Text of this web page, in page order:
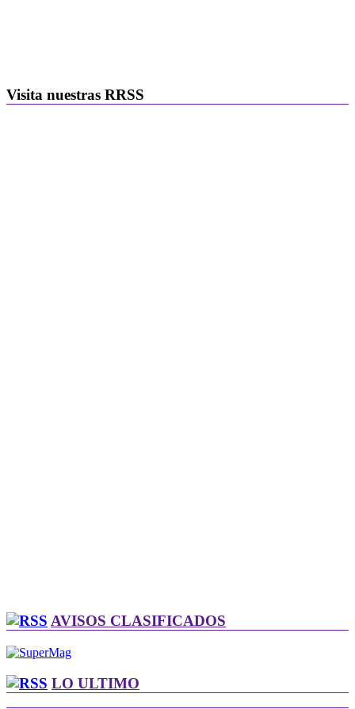
Visita nuestras RRSS
AVISOS CLASIFICADOS
LO ULTIMO